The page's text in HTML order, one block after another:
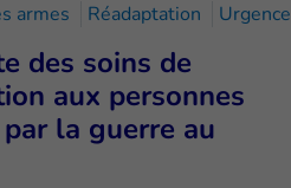
armes Réadaptation Urgence
des soins de
aux personnes
la guerre au